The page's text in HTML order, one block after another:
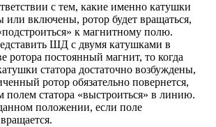
с тем, какие именно катушки
или включены, ротор будет вращаться,
к магнитному полю.
ШД с двумя катушками в
ротора постоянный магнит, то когда
статора достаточно возбуждены,
ротор обязательно повернется,
статора «выстроиться» в линию.
положении, если поле